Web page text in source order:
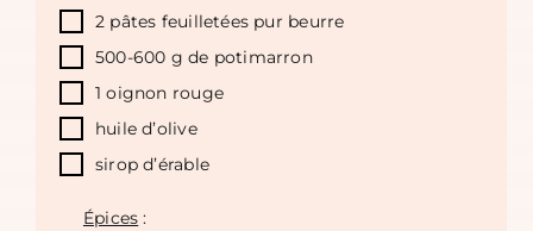
2 pâtes feuilletées pur beurre
500-600 g de potimarron
1 oignon rouge
huile d’olive
sirop d’érable
Épices :